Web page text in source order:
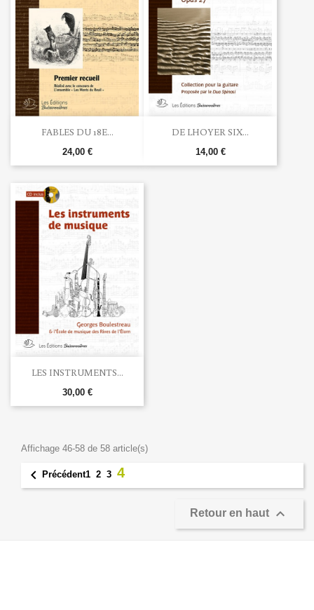
FABLES DU 18E...
24,00 €
DE LHOYER SIX...
14,00 €
LES INSTRUMENTS...
30,00 €
Affichage 46-58 de 58 article(s)
 Précédent1 2 3 4
Retour en haut 